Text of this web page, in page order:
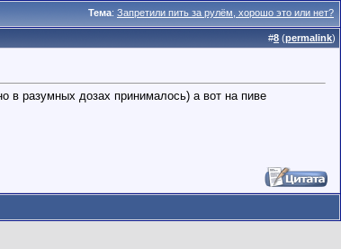
Тема: Запретили пить за рулëм, хорошо это или нет?
#8 (permalink)
в разумных дозах принималось) а вот на пиве